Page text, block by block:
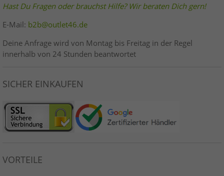
Hast Du Fragen oder brauchst Hilfe? Wir beraten Dich gern!
E-Mail: b2b@outlet46.de
Deine Anfrage wird von Montag bis Freitag in der Regel
innerhalb von 24 Stunden beantwortet
SICHER EINKAUFEN
VORTEILE